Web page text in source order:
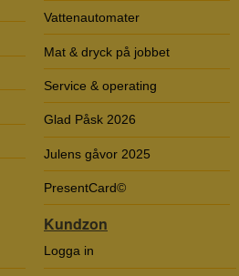
Vattenautomater
Mat & dryck på jobbet
Service & operating
Glad Påsk 2026
Julens gåvor 2025
PresentCard©
Kundzon
Logga in